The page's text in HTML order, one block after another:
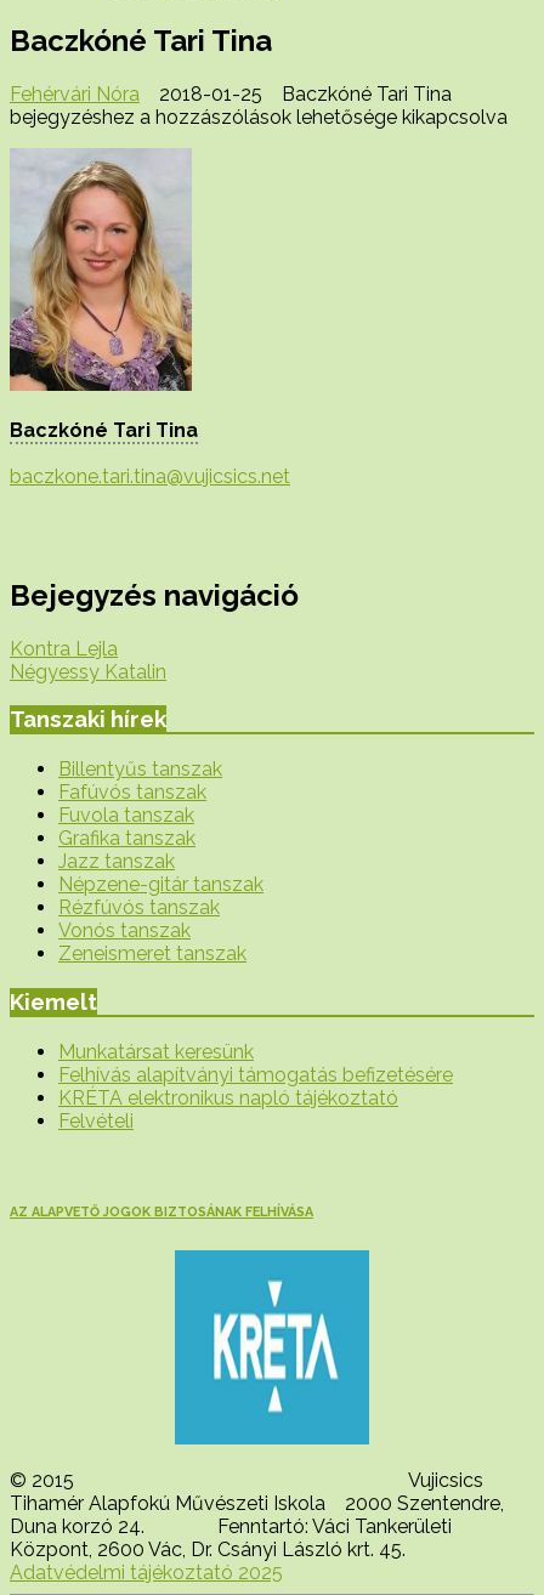
Baczkóné Tari Tina
Fehérvári Nóra 2018-01-25
Baczkóné Tari Tina
bejegyzéshez a hozzászólások lehetősége kikapcsolva
Baczkóné Tari Tina
baczkone.tari.tina@vujicsics.net
Bejegyzés navigáció
Kontra Lejla
Négyessy Katalin
Tanszaki hírek
Billentyűs tanszak
Fafúvós tanszak
Fuvola tanszak
Grafika tanszak
Jazz tanszak
Népzene-gitár tanszak
Rézfúvós tanszak
Vonós tanszak
Zeneismeret tanszak
Kiemelt
Munkatársat keresünk
Felhívás alapítványi támogatás befizetésére
KRÉTA elektronikus napló tájékoztató
Felvételi
AZ ALAPVETŐ JOGOK BIZTOSÁNAK FELHÍVÁSA
© 2015 Vujicsics
Tihamér Alapfokú Művészeti Iskola 2000 Szentendre,
Duna korzó 24. Fenntartó: Váci Tankerületi
Központ, 2600 Vác, Dr. Csányi László krt. 45.
Adatvédelmi tájékoztató 2025